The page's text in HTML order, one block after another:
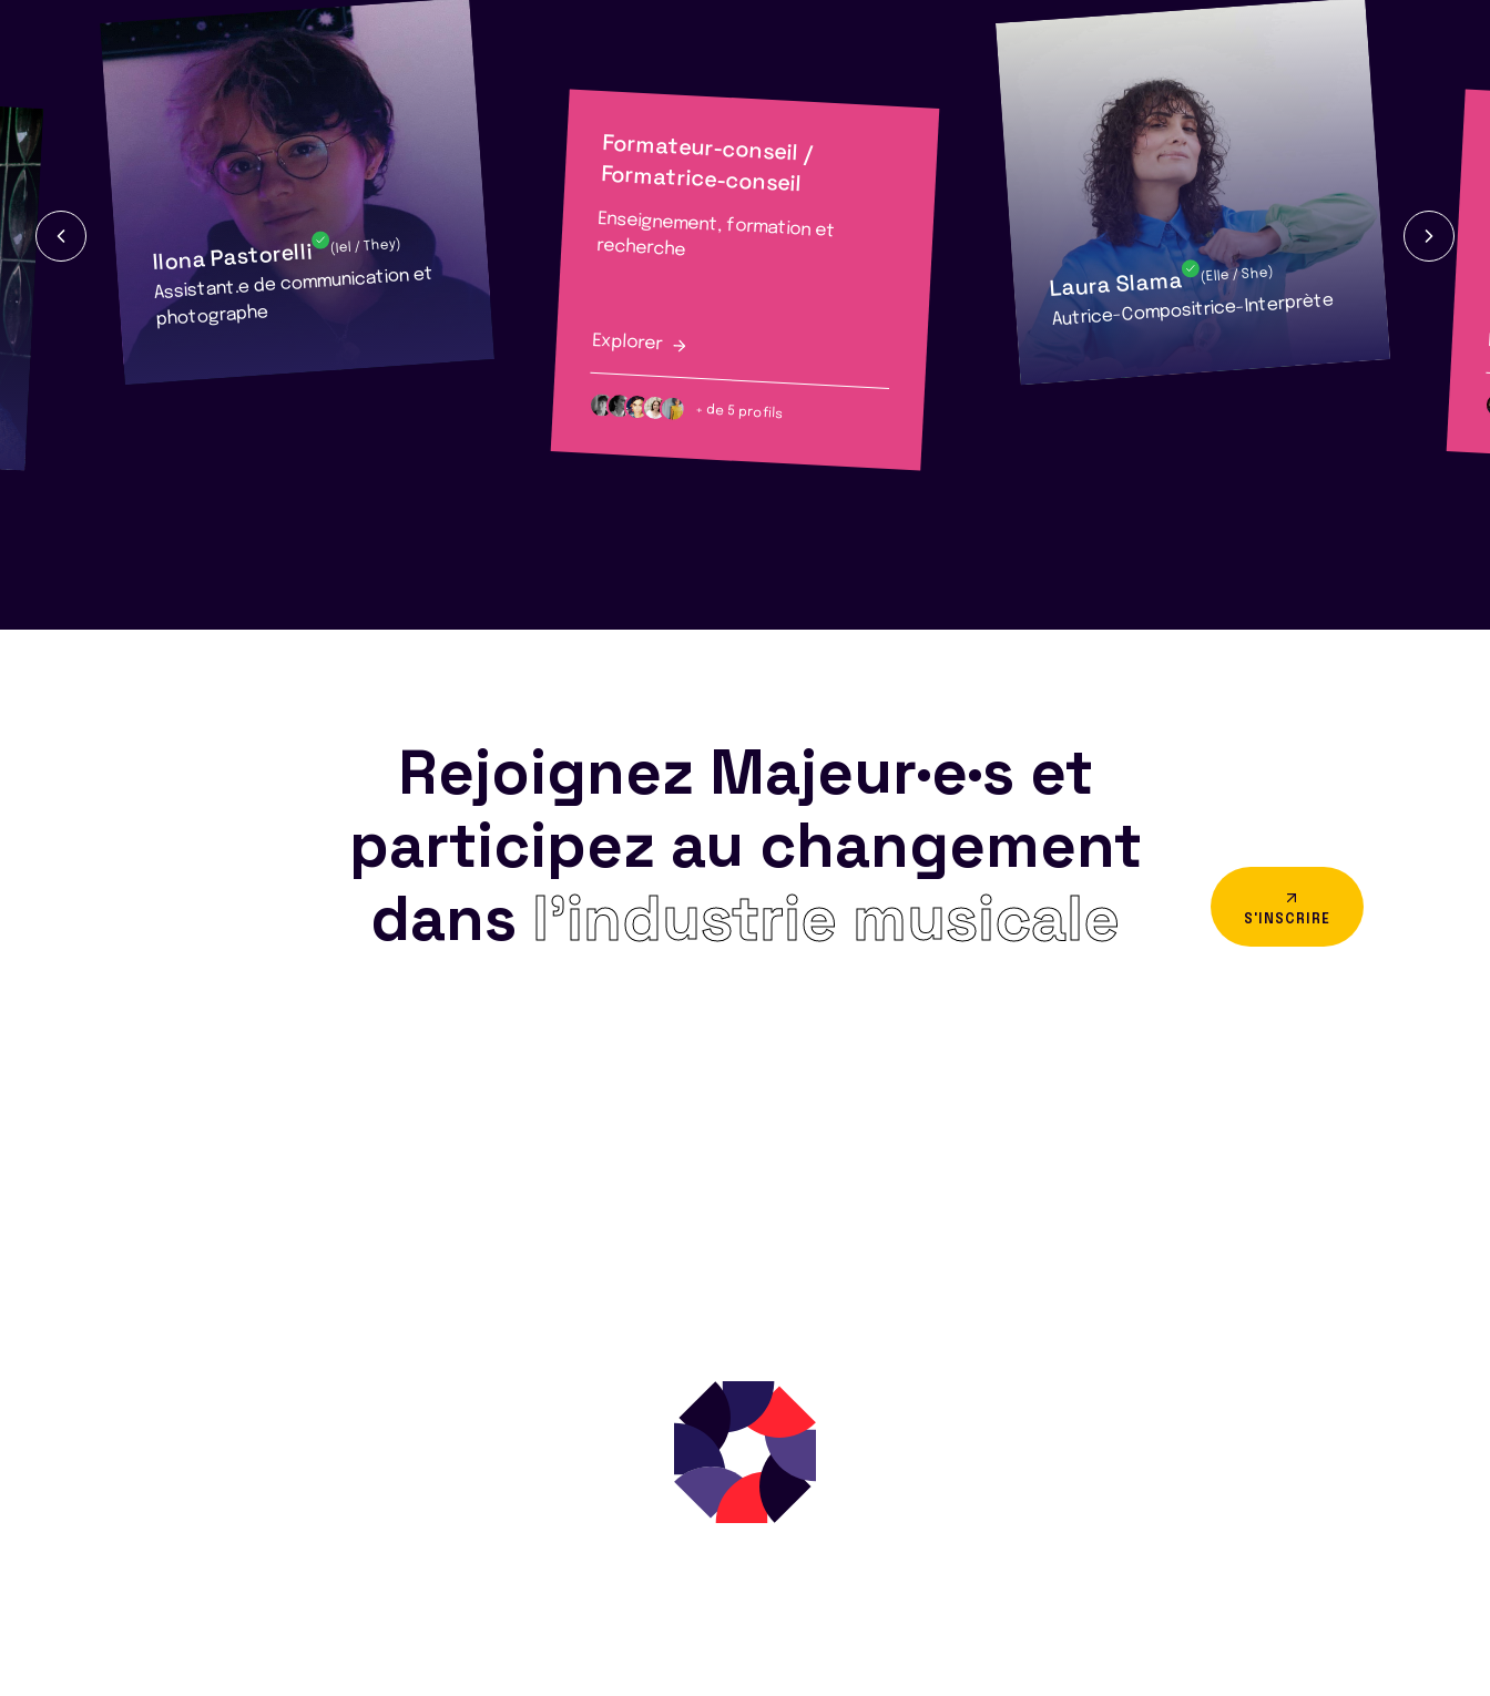
Ilona Pastorelli (Iel / They)
Assistant.e de communication et
photographe
Formateur-conseil /
Formatrice-conseil
Enseignement, formation et
recherche
Explorer
+ de 5 profils
Laura Slama (Elle / She)
Autrice-Compositrice-Interprète
Rejoignez Majeur·e·s et
participez au changement
dans l’industrie musicale S'INSCRIRE